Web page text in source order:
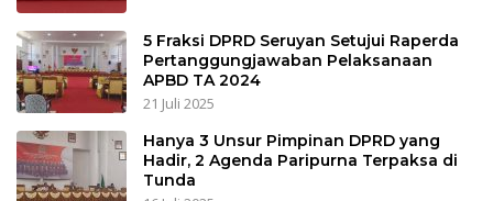
5 Fraksi DPRD Seruyan Setujui Raperda
Pertanggungjawaban Pelaksanaan
APBD TA 2024
21 Juli 2025
Hanya 3 Unsur Pimpinan DPRD yang
Hadir, 2 Agenda Paripurna Terpaksa di
Tunda